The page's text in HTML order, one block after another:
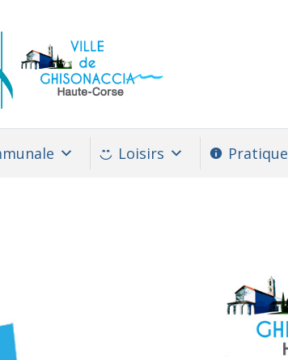
Loisirs Pratique